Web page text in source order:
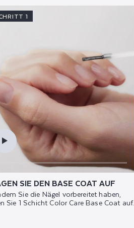
1
SIE DEN BASE COAT AUF
Sie die Nägel vorbereitet haben,
Sie 1 Schicht Color Care Base Coat auf.